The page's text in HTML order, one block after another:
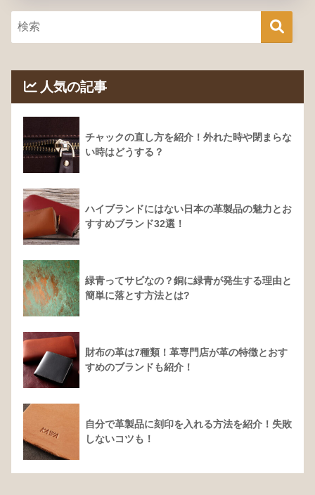
人気の記事
チャックの直し方を紹介！外れた時や閉まらな
い時はどうする？
ハイブランドにはない日本の革製品の魅力とお
すすめブランド32選！
緑青ってサビなの？銅に緑青が発生する理由と
簡単に落とす方法とは?
財布の革は7種類！革専門店が革の特徴とおす
すめのブランドも紹介！
自分で革製品に刻印を入れる方法を紹介！失敗
しないコツも！